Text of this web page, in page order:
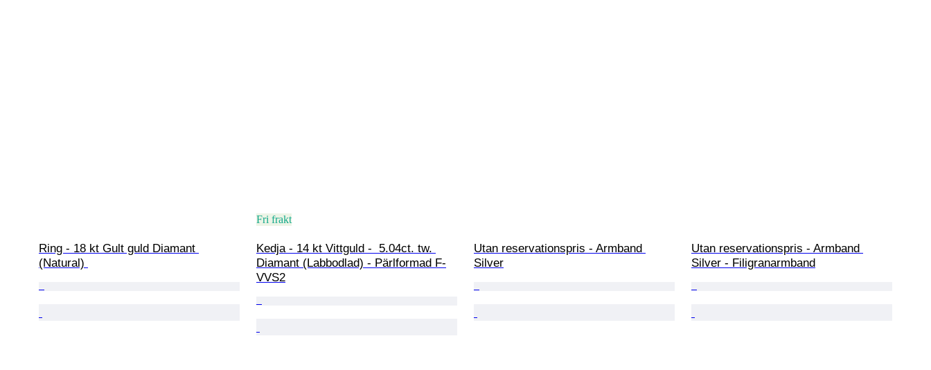
Ring - 18 kt Gult guld Diamant
(Natural)
Fri frakt
Kedja - 14 kt Vittguld -  5.04ct. tw.
Diamant (Labbodlad) - Pärlformad F-
VVS2
Utan reservationspris - Armband
Silver
Utan reservationspris - Armband
Silver - Filigranarmband